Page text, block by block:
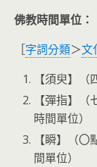
佛教時間單位：
［字詞分類＞文
【須臾】（
【彈指】
時間單位）
【瞬】（
間單位）